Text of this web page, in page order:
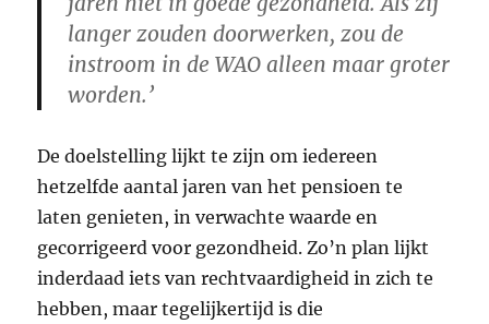
langer zouden doorwerken, zou de
instroom in de WAO alleen maar groter
worden.’
De doelstelling lijkt te zijn om iedereen
hetzelfde aantal jaren van het pensioen te
laten genieten, in verwachte waarde en
gecorrigeerd voor gezondheid. Zo’n plan lijkt
inderdaad iets van rechtvaardigheid in zich te
hebben, maar tegelijkertijd is die